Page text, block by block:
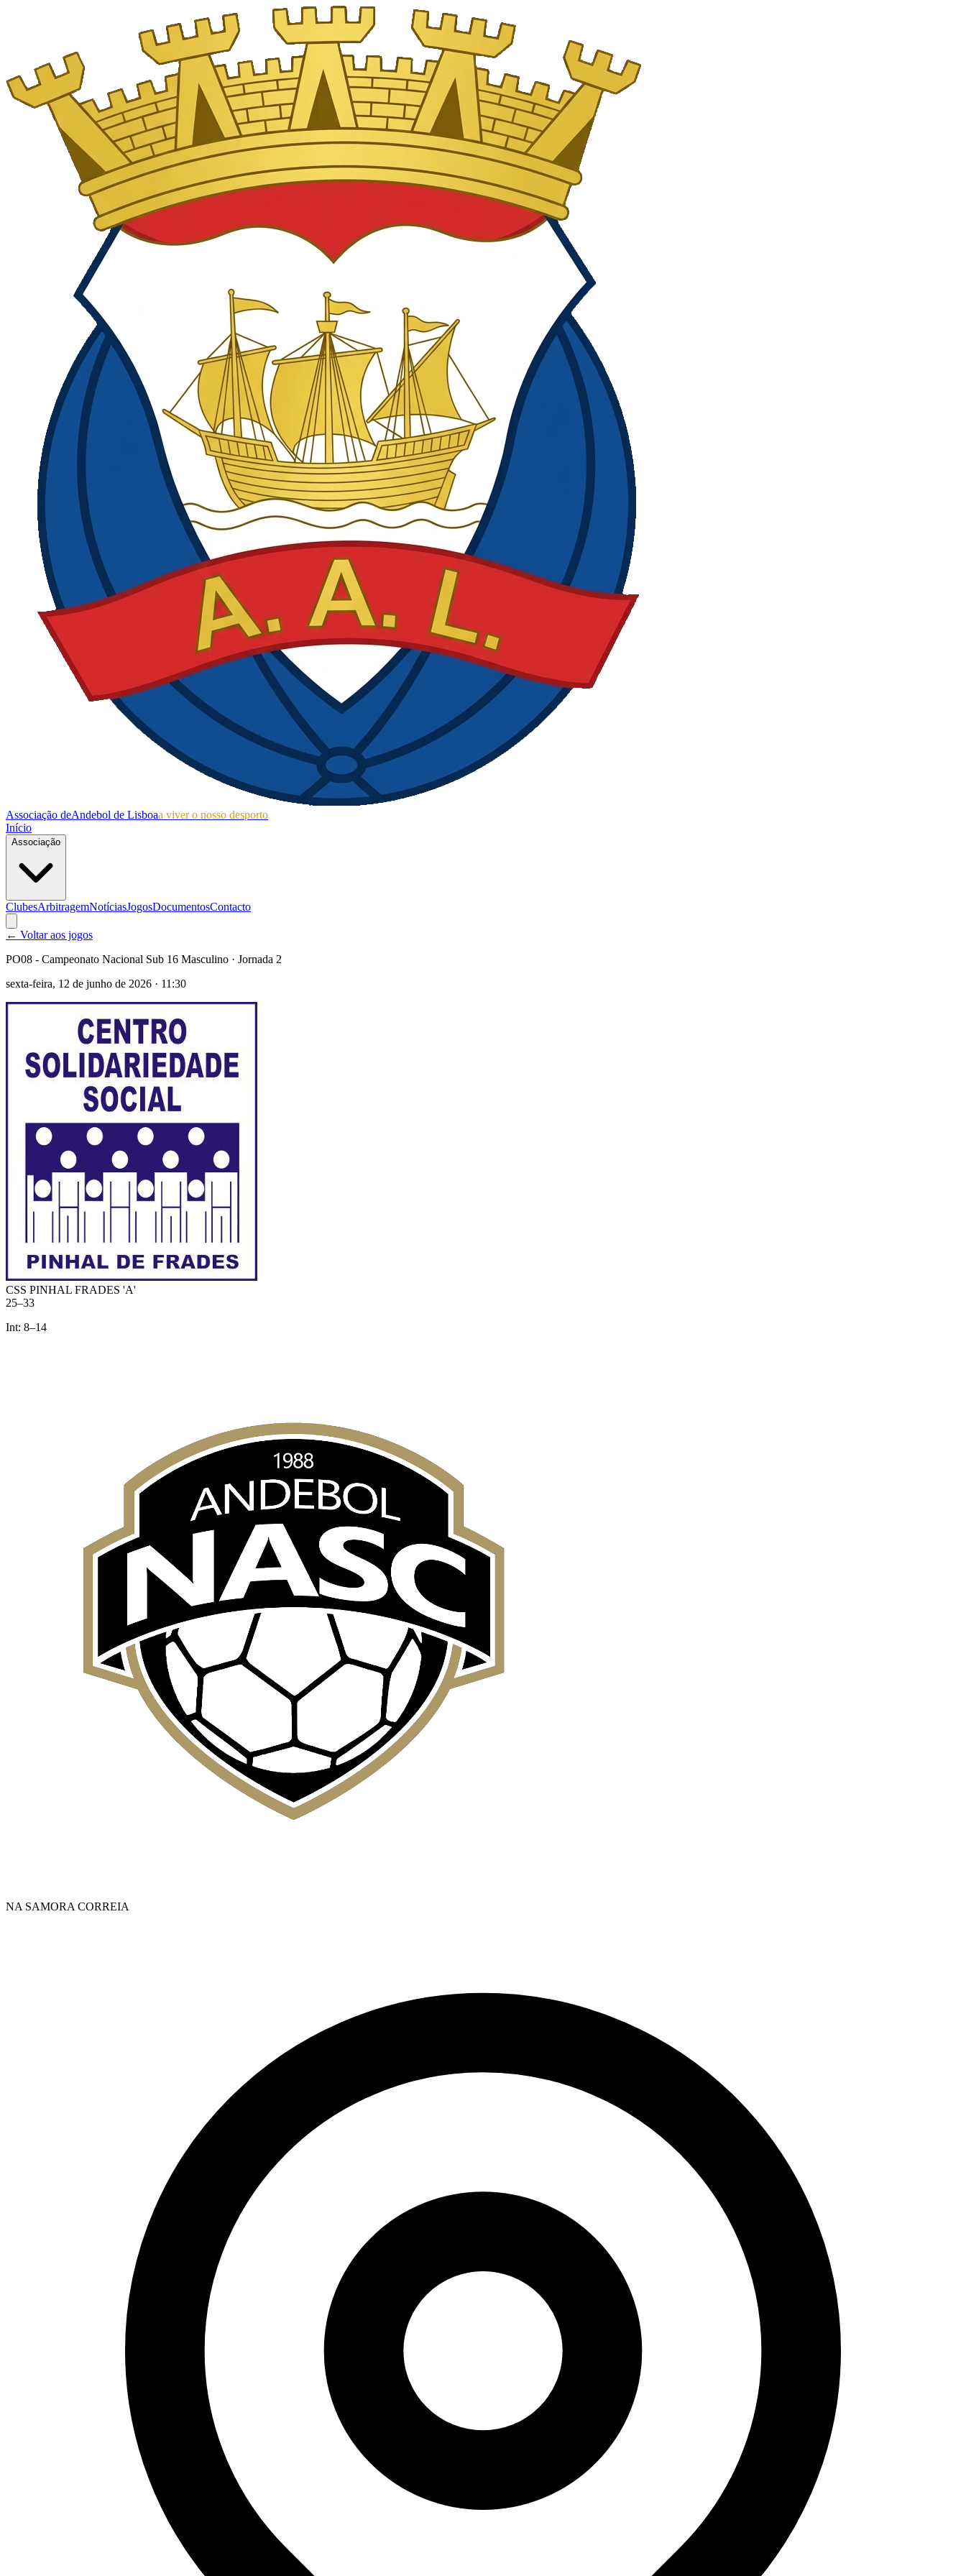
Associação deAndebol de Lisboaa viver o nosso desporto
Início
Associação
ClubesArbitragemNotíciasJogosDocumentosContacto
← Voltar aos jogos
PO08 - Campeonato Nacional Sub 16 Masculino · Jornada 2
sexta-feira, 12 de junho de 2026 · 11:30
CSS PINHAL FRADES 'A'
25–33
Int: 8–14
NA SAMORA CORREIA